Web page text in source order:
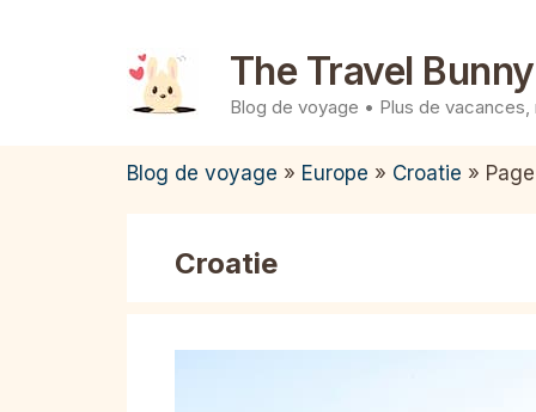
The Travel
Blog de voyage • Plus de
Blog de voyage » Europe » Croatie »
Croatie